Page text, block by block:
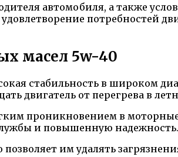
автомобиля, а также
потребностей
масел 5w-40
стабильность в широком
двигатель от перегрева в
проникновением в
и повышенную надежность.
им удалять